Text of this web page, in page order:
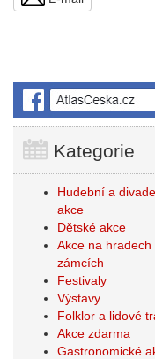
Kategorie
Hudební a
akce
Dětské akce
Akce na hradech
zámcích
Festivaly
Výstavy
Folklor a lidové
Akce zdarma
Gastronomické